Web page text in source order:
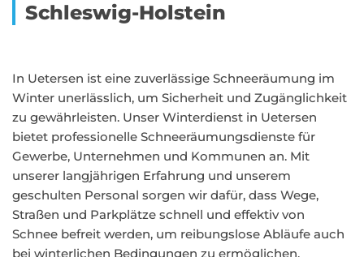
Schleswig-Holstein
In Uetersen ist eine zuverlässige Schneeräumung im
Winter unerlässlich, um Sicherheit und Zugänglichkeit
zu gewährleisten. Unser Winterdienst in Uetersen
bietet professionelle Schneeräumungsdienste für
Gewerbe, Unternehmen und Kommunen an. Mit
unserer langjährigen Erfahrung und unserem
geschulten Personal sorgen wir dafür, dass Wege,
Straßen und Parkplätze schnell und effektiv von
Schnee befreit werden, um reibungslose Abläufe auch
bei winterlichen Bedingungen zu ermöglichen.